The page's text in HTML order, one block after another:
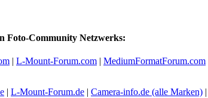
Foto-Community Netzwerks:
| L-Mount-Forum.com | MediumFormatForum.com
| L-Mount-Forum.de | Camera-info.de (alle Marken) |